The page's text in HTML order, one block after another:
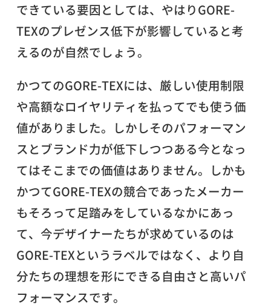
できている要因としては、やはりGORE-
TEXのプレゼンス低下が影響していると考
えるのが自然でしょう。
かつてのGORE-TEXには、厳しい使用制限
や高額なロイヤリティを払ってでも使う価
値がありました。しかしそのパフォーマン
スとブランド力が低下しつつある今となっ
てはそこまでの価値はありません。しかも
かつてGORE-TEXの競合であったメーカー
もそろって足踏みをしているなかにあっ
て、今デザイナーたちが求めているのは
GORE-TEXというラベルではなく、より自
分たちの理想を形にできる自由さと高いパ
フォーマンスです。